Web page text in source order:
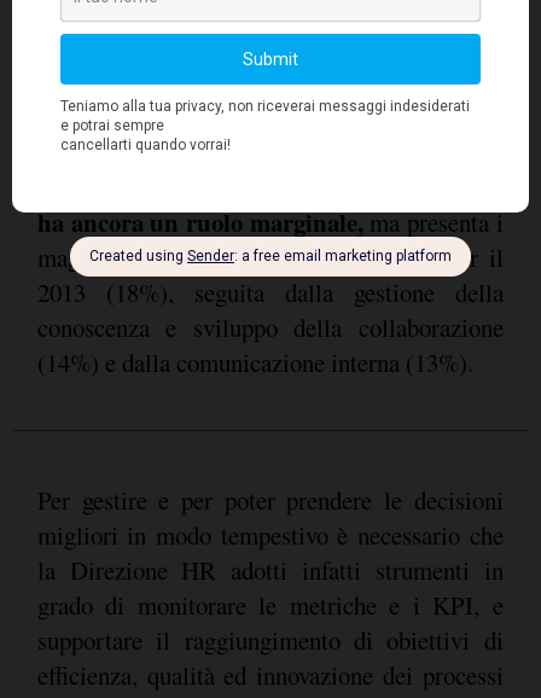
valutazione delle performance su cui si sono
concentrati la maggior parte degli investimenti
negli ultimi 3 anni e che risultano ad oggi le
attività maggiormente supportate dalle
tecnologie digitali. L
ha ancora un ruolo marginale,ma presenta i
maggiori trend di introduzione previsti per il
2013 (18%), seguita dalla gestione della
conoscenza e sviluppo della collaborazione
(14%) e dalla comunicazione interna (13%).
Per gestire e per poter prendere le decisioni
migliori in modo tempestivo è necessario che
la Direzione HR adotti infatti strumenti in
grado di monitorare le metriche e i KPI, e
supportare il raggiungimento di obiettivi di
efficienza, qualità ed innovazione dei processi